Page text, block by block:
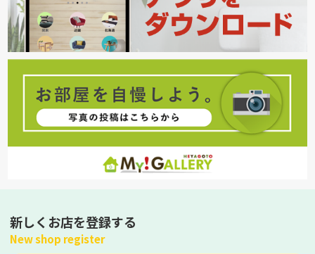
新しくお店を登録する
New shop register